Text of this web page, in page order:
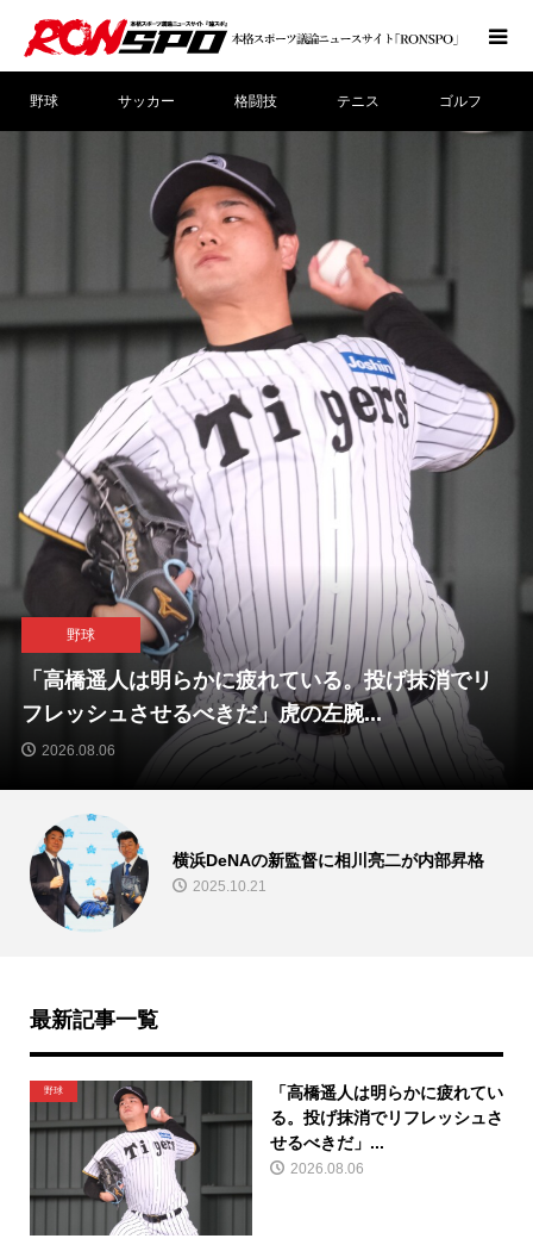
野球 サッカー 格闘技 テニス ゴルフ
野球
「高橋遥人は明らかに疲れている。投げ抹消でリ
フレッシュさせるべきだ」虎の左腕...
2026.08.06
横浜DeNAの新監督に相川亮二が内部昇格
2025.10.21
最新記事一覧
野球
「高橋遥人は明らかに疲れてい
る。投げ抹消でリフレッシュさ
せるべきだ」...
2026.08.06